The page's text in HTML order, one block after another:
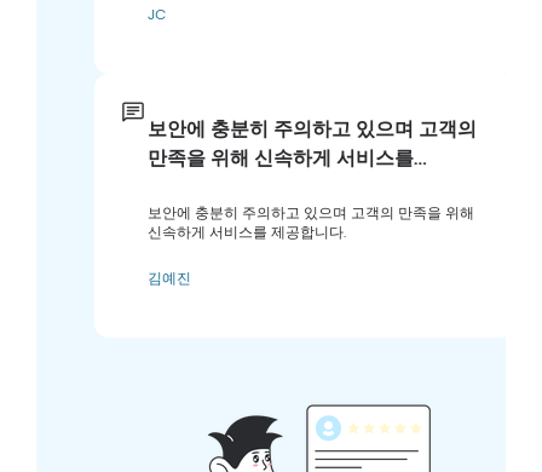
JC
보안에 충분히 주의하고 있으며 고객의
만족을 위해 신속하게 서비스를…
보안에 충분히 주의하고 있으며 고객의 만족을 위해
신속하게 서비스를 제공합니다.
김예진